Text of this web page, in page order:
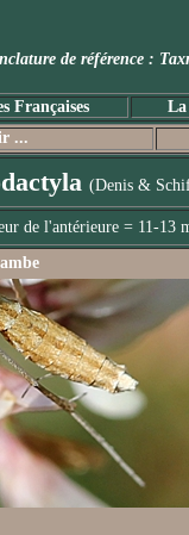
de référence
Françaises La
...
(Denis &
de l'antérieure = 11-13